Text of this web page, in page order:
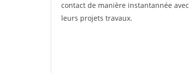
contact de manière instantannée
leurs projets travaux.